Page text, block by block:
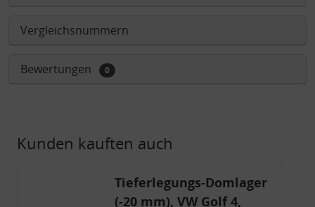
Vergleichsnummern
Bewertungen 0
Kunden kauften auch
Tieferlegungs-Domlager
(-20 mm), VW Golf 4,